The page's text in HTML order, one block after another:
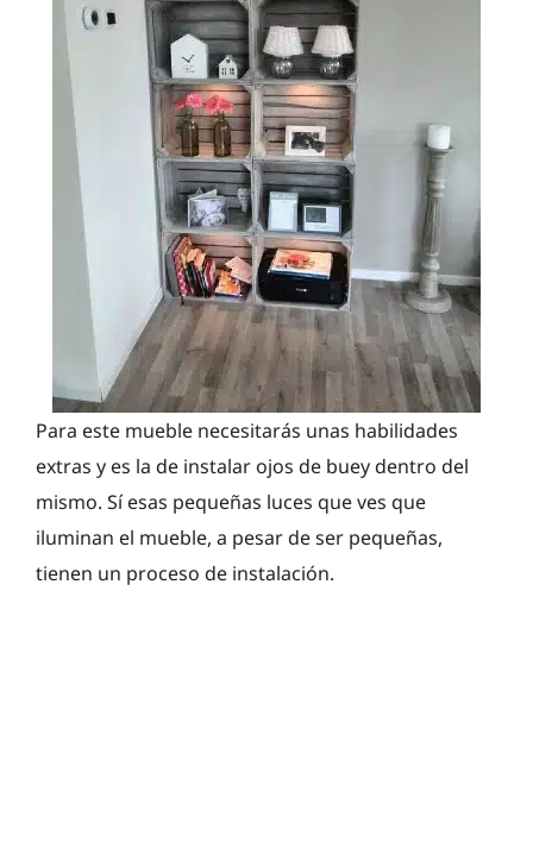
Para este mueble necesitarás unas habilidades
extras y es la de instalar ojos de buey dentro del
mismo. Sí esas pequeñas luces que ves que
iluminan el mueble, a pesar de ser pequeñas,
tienen un proceso de instalación.